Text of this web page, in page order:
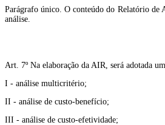
Parágrafo único. O conteúdo do Relatório de
análise.
Art. 7º Na elaboração da AIR, será adotada
I - análise multicritério;
II - análise de custo-benefício;
III - análise de custo-efetividade;